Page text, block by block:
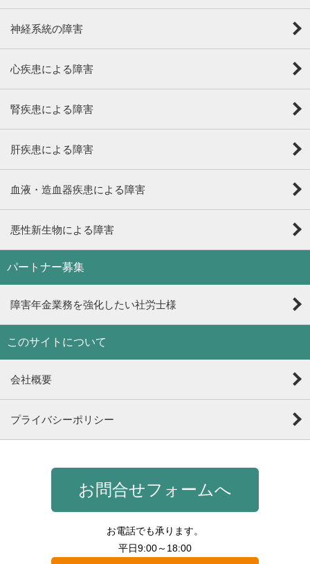
神経系統の障害
心疾患による障害
腎疾患による障害
肝疾患による障害
血液・造血器疾患による障害
悪性新生物による障害
パートナー募集
障害年金業務を強化したい社労士様
このサイトについて
会社概要
プライバシーポリシー
お問合せフォームへ
お電話でも承ります。
平日9:00～18:00